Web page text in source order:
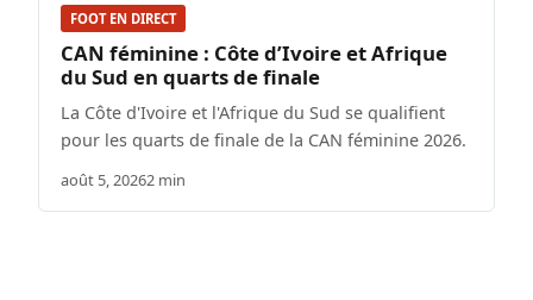
FOOT EN DIRECT
CAN féminine : Côte d’Ivoire et Afrique
du Sud en quarts de finale
La Côte d'Ivoire et l'Afrique du Sud se qualifient
pour les quarts de finale de la CAN féminine 2026.
août 5, 20262 min